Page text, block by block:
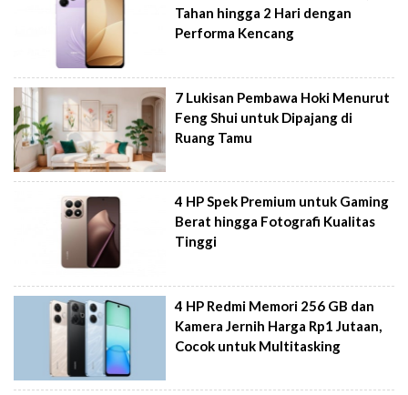
Tahan hingga 2 Hari dengan
Performa Kencang
7 Lukisan Pembawa Hoki Menurut
Feng Shui untuk Dipajang di
Ruang Tamu
4 HP Spek Premium untuk Gaming
Berat hingga Fotografi Kualitas
Tinggi
4 HP Redmi Memori 256 GB dan
Kamera Jernih Harga Rp1 Jutaan,
Cocok untuk Multitasking